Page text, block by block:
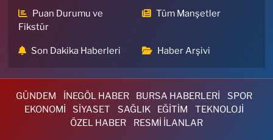
Puan Durumu ve
Fikstür
Tüm Manşetler
Son Dakika Haberleri Haber Arşivi
GÜNDEM İNEGÖL HABER BURSA HABERLERİ
SPOR
EKONOMİ
SİYASET SAĞLIK EĞİTİM
TEKNOLOJİ
ÖZEL HABER
RESMİ İLANLAR